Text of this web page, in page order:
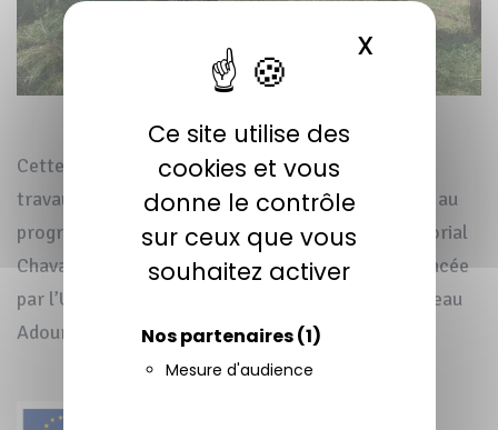
Ce site utilise des
cookies et vous
donne le contrôle
sur ceux que vous
souhaitez activer
Nos partenaires(1)
Mesure d'audience
X
Cette opération a été réalisée dans le cadre des
travaux de restauration de zones humides inscrite au
programme d’action du Contrat de Progrès Territorial
Chavanon, pour l’année budgétaire 2021, est financée
par l’Union Européenne (FEDER), et l’Agence de l’eau
Adour-Garonne.